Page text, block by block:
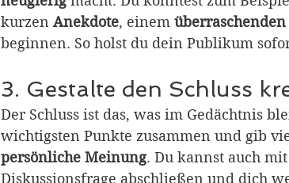
kurzen Anekdote, einem überraschenden
beginnen. So holst du dein Publikum
3. Gestalte den Schluss
Der Schluss ist das, was im Gedächtnis
wichtigsten Punkte zusammen und gib
persönliche Meinung. Du kannst auch
Diskussionsfrage abschließen und dich